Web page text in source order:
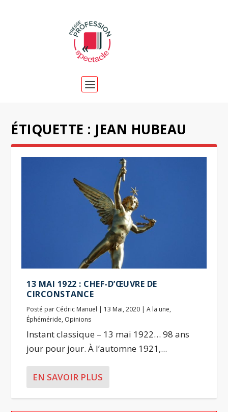
ÉTIQUETTE : JEAN HUBEAU
13 MAI 1922 : CHEF-D’ŒUVRE DE
CIRCONSTANCE
Posté par Cédric Manuel | 13 Mai, 2020 |A la une,
Éphéméride, Opinions
Instant classique – 13 mai 1922… 98 ans
jour pour jour. À l’automne 1921,...
EN SAVOIR PLUS